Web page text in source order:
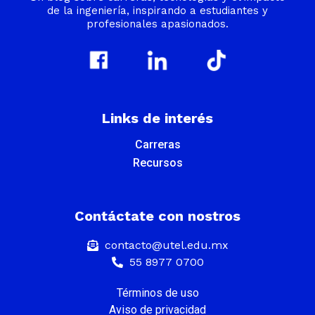
de la ingeniería, inspirando a estudiantes y
profesionales apasionados.
Links de interés
Carreras
Recursos
Contáctate con nostros
contacto@utel.edu.mx
55 8977 0700
Términos de uso
Aviso de privacidad